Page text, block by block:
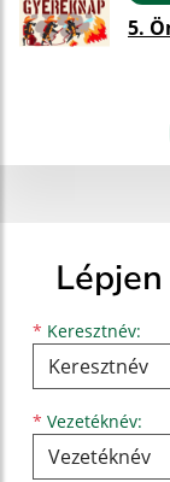
5.
* Keresztnév:
Keresztnév
* Vezetéknév:
Vezetéknév
E-mail cím